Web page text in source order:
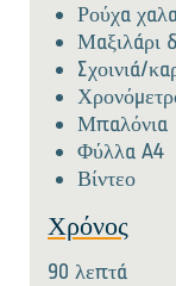
Ρούχα
Μαξιλάρι
Σχοινιά/
Μπαλόνια
Φύλλα A4
Βίντεο
Χρόνος
90 λεπτά